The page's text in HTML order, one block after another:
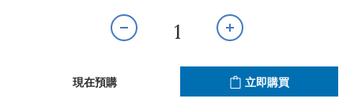
現在預購 立即購買